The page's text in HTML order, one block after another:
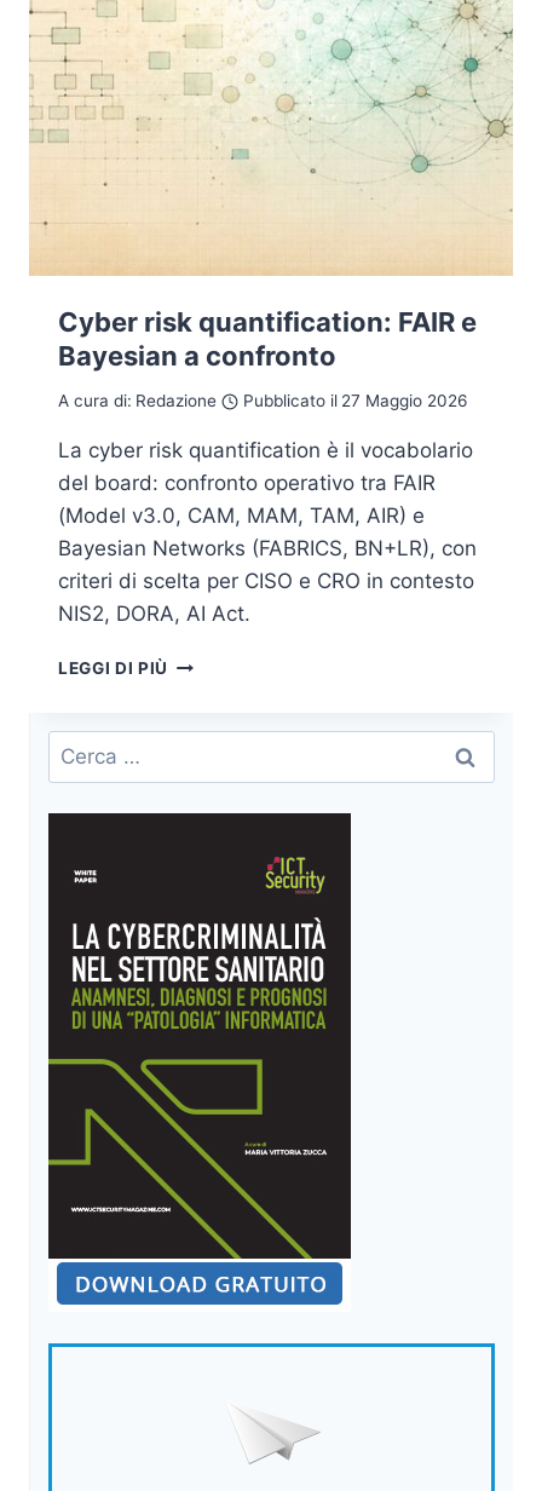
Cyber risk quantification: FAIR e
Bayesian a confronto
A cura di: Redazione Pubblicato il 27 Maggio 2026
La cyber risk quantification è il vocabolario
del board: confronto operativo tra FAIR
(Model v3.0, CAM, MAM, TAM, AIR) e
Bayesian Networks (FABRICS, BN+LR), con
criteri di scelta per CISO e CRO in contesto
NIS2, DORA, AI Act.
LEGGI DI PIÙ CYBER
FAIR
BAYESIAN
A
Ricerca
per: